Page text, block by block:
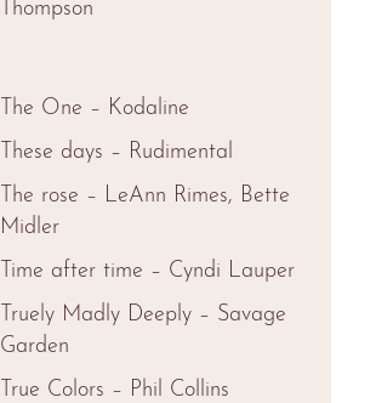
Thompson
The One – Kodaline
These days – Rudimental
The rose – LeAnn Rimes, Bette
Midler
Time after time – Cyndi Lauper
Truely Madly Deeply – Savage
Garden
True Colors – Phil Collins